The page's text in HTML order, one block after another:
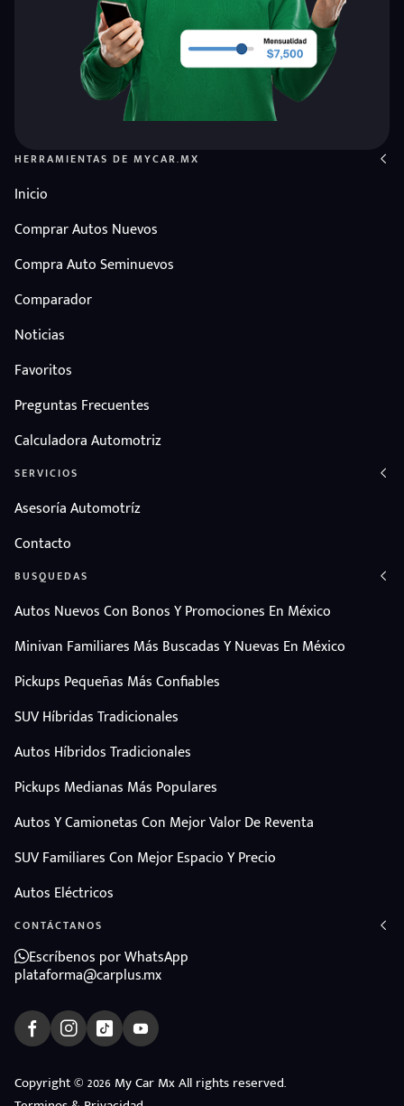
HERRAMIENTAS DE MYCAR.MX
Inicio
Comprar Autos Nuevos
Compra Auto Seminuevos
Comparador
Noticias
Favoritos
Preguntas Frecuentes
Calculadora Automotriz
SERVICIOS
Asesoría Automotríz
Contacto
BUSQUEDAS
Autos Nuevos Con Bonos Y Promociones En México
Minivan Familiares Más Buscadas Y Nuevas En México
Pickups Pequeñas Más Confiables
SUV Híbridas Tradicionales
Autos Híbridos Tradicionales
Pickups Medianas Más Populares
Autos Y Camionetas Con Mejor Valor De Reventa
SUV Familiares Con Mejor Espacio Y Precio
Autos Eléctricos
CONTÁCTANOS
Escríbenos por WhatsApp
plataforma@carplus.mx
Copyright © 2026 My Car Mx All rights reserved.